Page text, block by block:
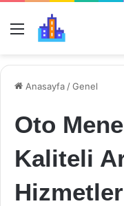
Menü
Anasayfa /Genel
Oto
Kaliteli